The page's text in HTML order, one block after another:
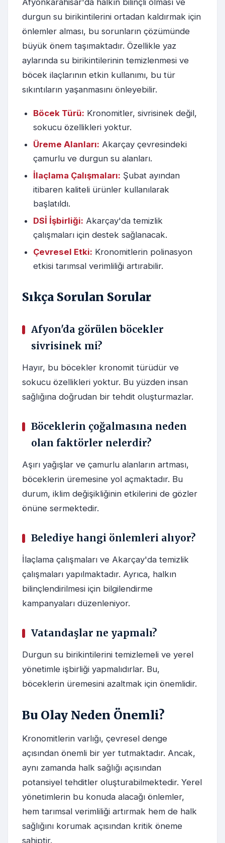
Afyonkarahisar'da halkın bilinçli olması ve
durgun su birikintilerini ortadan kaldırmak için
önlemler alması, bu sorunların çözümünde
büyük önem taşımaktadır. Özellikle yaz
aylarında su birikintilerinin temizlenmesi ve
böcek ilaçlarının etkin kullanımı, bu tür
sıkıntıların yaşanmasını önleyebilir.
Böcek Türü: Kronomitler, sivrisinek değil,
sokucu özellikleri yoktur.
Üreme Alanları: Akarçay çevresindeki
çamurlu ve durgun su alanları.
İlaçlama Çalışmaları: Şubat ayından
itibaren kaliteli ürünler kullanılarak
başlatıldı.
DSİ İşbirliği: Akarçay'da temizlik
çalışmaları için destek sağlanacak.
Çevresel Etki: Kronomitlerin polinasyon
etkisi tarımsal verimliliği artırabilir.
Sıkça Sorulan Sorular
Afyon'da görülen böcekler
sivrisinek mi?
Hayır, bu böcekler kronomit türüdür ve
sokucu özellikleri yoktur. Bu yüzden insan
sağlığına doğrudan bir tehdit oluşturmazlar.
Böceklerin çoğalmasına neden
olan faktörler nelerdir?
Aşırı yağışlar ve çamurlu alanların artması,
böceklerin üremesine yol açmaktadır. Bu
durum, iklim değişikliğinin etkilerini de gözler
önüne sermektedir.
Belediye hangi önlemleri alıyor?
İlaçlama çalışmaları ve Akarçay'da temizlik
çalışmaları yapılmaktadır. Ayrıca, halkın
bilinçlendirilmesi için bilgilendirme
kampanyaları düzenleniyor.
Vatandaşlar ne yapmalı?
Durgun su birikintilerini temizlemeli ve yerel
yönetimle işbirliği yapmalıdırlar. Bu,
böceklerin üremesini azaltmak için önemlidir.
Bu Olay Neden Önemli?
Kronomitlerin varlığı, çevresel denge
açısından önemli bir yer tutmaktadır. Ancak,
aynı zamanda halk sağlığı açısından
potansiyel tehditler oluşturabilmektedir. Yerel
yönetimlerin bu konuda alacağı önlemler,
hem tarımsal verimliliği artırmak hem de halk
sağlığını korumak açısından kritik öneme
sahiptir.